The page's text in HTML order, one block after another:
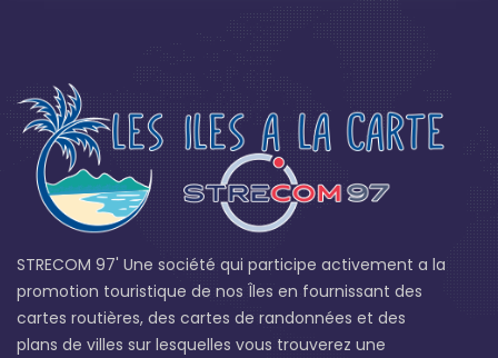
STRECOM 97' Une société qui participe activement a la
promotion touristique de nos Îles en fournissant des
cartes routières, des cartes de randonnées et des
plans de villes sur lesquelles vous trouverez une